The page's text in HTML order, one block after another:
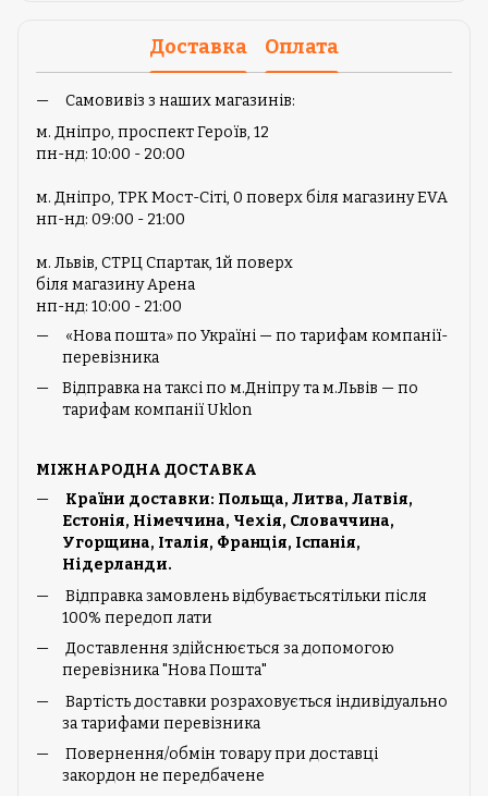
Доставка Оплата
Самовивіз з наших магазинів:
м. Дніпро, проспект Героїв, 12
пн-нд: 10:00 - 20:00
м. Дніпро, ТРК Мост-Сіті, 0 поверх біля магазину EVA
нп-нд: 09:00 - 21:00
м. Львів, СТРЦ Спартак, 1й поверх
біля магазину Арена
нп-нд: 10:00 - 21:00
«Нова пошта» по Україні — по тарифам компанії-
перевізника
Відправка на таксі по м.Дніпру та м.Львів — по
тарифам компанії Uklon
МІЖНАРОДНА ДОСТАВКА
Країни доставки: Польща, Литва, Латвія,
Естонія, Німеччина, Чехія, Словаччина,
Угорщина, Італія, Франція, Іспанія,
Нідерланди.
Відправка замовлень відбуваєтьсятільки після
100% передоп лати
Доставлення здійснюється за допомогою
перевізника "Нова Пошта"
Вартість доставки розраховується індивідуально
за тарифами перевізника
Повернення/обмін товару при доставці
закордон не передбачене